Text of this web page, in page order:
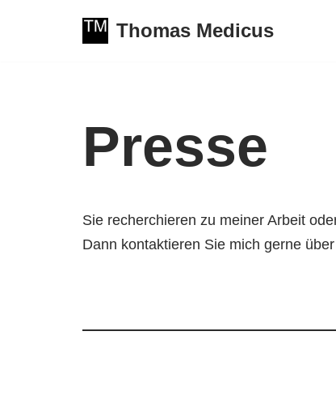
Thomas Medicus
Presse
Sie recherchieren zu meiner Arbeit
Dann kontaktieren Sie mich gerne